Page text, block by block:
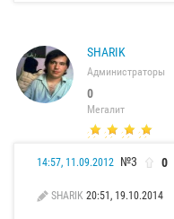
SHARIK
Администраторы
0
Мегалит
14:57, 11.09.2012 №3 0
SHARIK 20:51, 19.10.2014